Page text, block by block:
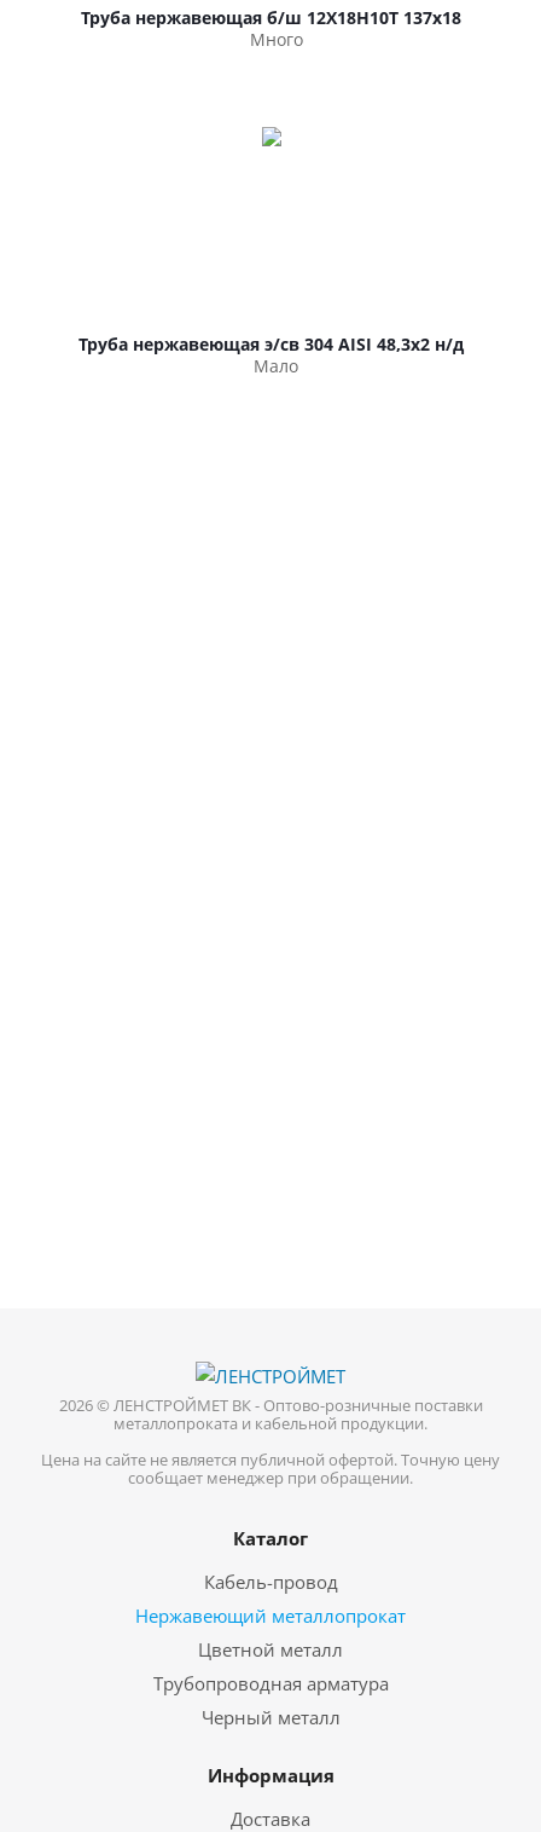
Труба нержавеющая б/ш 12Х18Н10Т 137х18
Много
Труба нержавеющая э/св 304 AISI 48,3х2 н/д
Мало
2026 © ЛЕНСТРОЙМЕТ ВК - Оптово-розничные поставки
металлопроката и кабельной продукции.
Цена на сайте не является публичной офертой. Точную цену
сообщает менеджер при обращении.
Каталог
Кабель-провод
Нержавеющий металлопрокат
Цветной металл
Трубопроводная арматура
Черный металл
Информация
Доставка